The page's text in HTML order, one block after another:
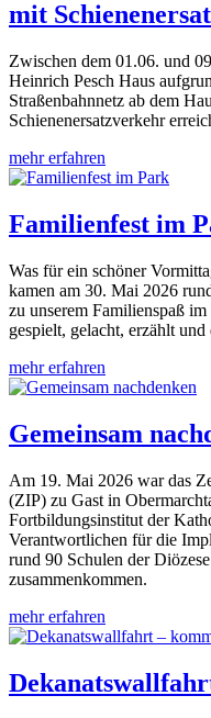
mit
Zwischen dem 01.06. und
Heinrich Pesch Haus
Straßenbahnnetz ab dem
Schienenersatzverkehr
mehr erfahren
Familienfest im
Was für ein schöner
kamen am 30. Mai 2026
zu unserem Familienspaß
gespielt, gelacht, erzählt
mehr erfahren
Gemeinsam
Am 19. Mai 2026 war das
(ZIP) zu Gast in
Fortbildungsinstitut der
Verantwortlichen für die
rund 90 Schulen der
zusammenkommen.
mehr erfahren